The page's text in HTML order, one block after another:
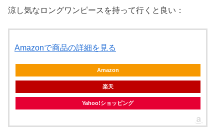
ゴールドコーストに旅行に行き、いろんな上着を試してき
た中で、おすすめのジャケットを紹介します
涼し気なロングワンピースを持って行くと良い：
Amazonで商品の詳細を見る
Amazon
楽天
Yahoo!ショッピング